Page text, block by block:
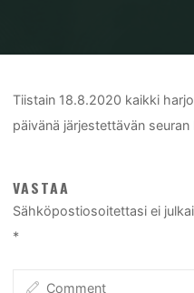
Tiistain 18.8.2020 kaikki
päivänä järjestettävän
VASTAA
Sähköpostiosoitettasi ei
*